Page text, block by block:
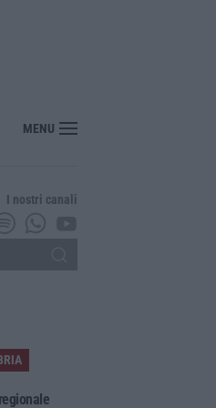
la coalizione»
MENU
I nostri canali